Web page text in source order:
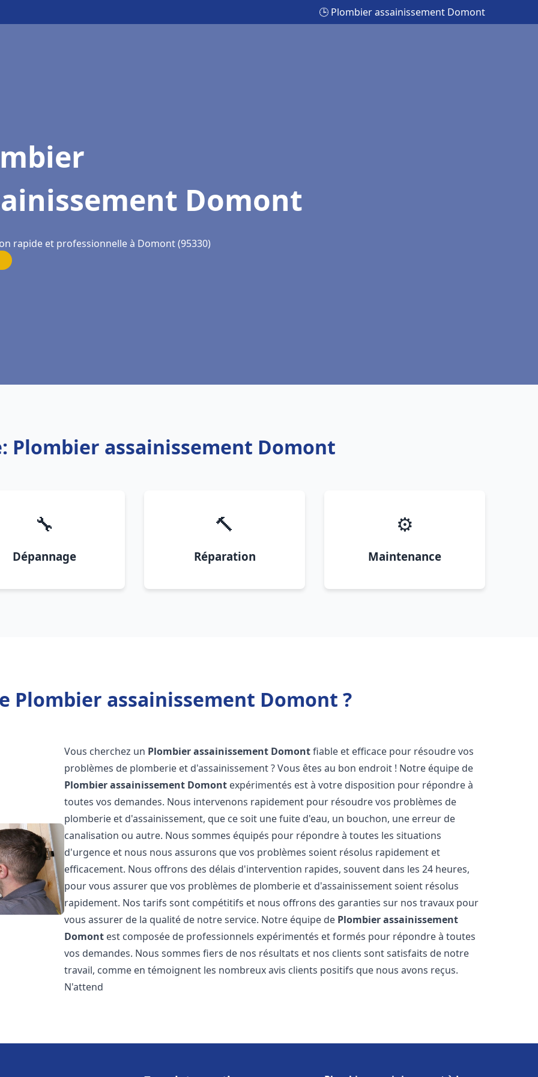
🕒 Plombier assainissement Domont
Domont
rapide et professionnelle à Domont (95330)
Plombier assainissement Domont
🔧
Dépannage
🔨
Réparation
⚙️
Maintenance
Plombier assainissement Domont ?
Vous cherchez un Plombier assainissement Domontfiable et efficace pour résoudre vos
problèmes de plomberie et d'assainissement ? Vous êtes au bon endroit ! Notre équipe de
Plombier assainissement Domont expérimentés est à votre disposition pour répondre à
toutes vos demandes. Nous intervenons rapidement pour résoudre vos problèmes de
plomberie et d'assainissement, que ce soit une fuite d'eau, un bouchon, une erreur de
canalisation ou autre. Nous sommes équipés pour répondre à toutes les situations
d'urgence et nous nous assurons que vos problèmes soient résolus rapidement et
efficacement. Nous offrons des délais d'intervention rapides, souvent dans les 24 heures,
pour vous assurer que vos problèmes de plomberie et d'assainissement soient résolus
rapidement. Nos tarifs sont compétitifs et nous offrons des garanties sur nos travaux pour
vous assurer de la qualité de notre service. Notre équipe de Plombier assainissement
Domont est composée de professionnels expérimentés et formés pour répondre à toutes
vos demandes. Nous sommes fiers de nos résultats et nos clients sont satisfaits de notre
travail, comme en témoignent les nombreux avis clients positifs que nous avons reçus.
N'attend